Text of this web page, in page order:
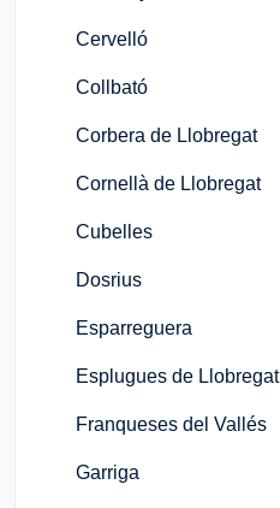
Cervelló
Collbató
Corbera de Llobregat
Cornellà de Llobregat
Cubelles
Dosrius
Esparreguera
Esplugues de Llobregat
Franqueses del Vallés
Garriga